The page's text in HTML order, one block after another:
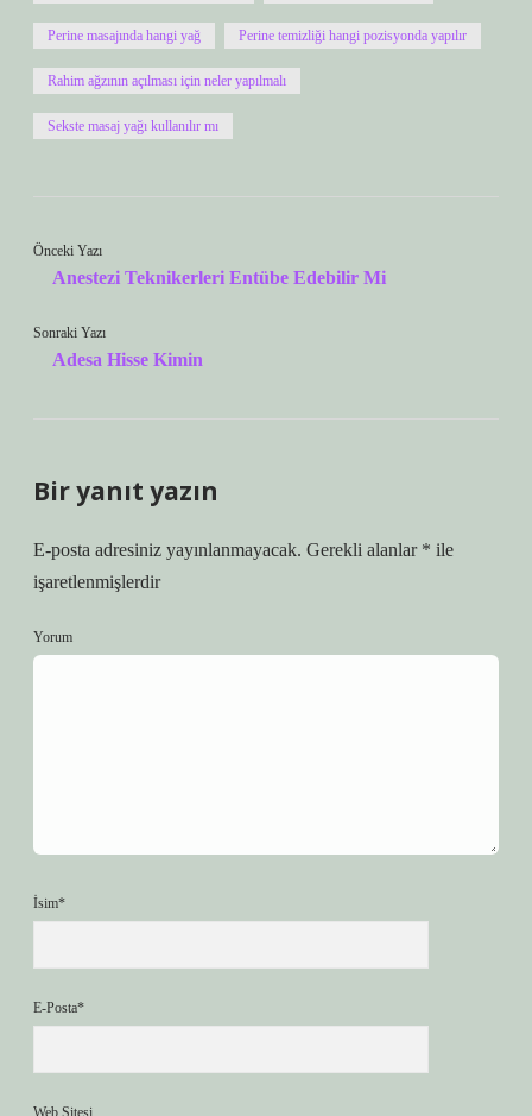
Perine masajında hangi yağ Perine temizliği hangi pozisyonda yapılır
Rahim ağzının açılması için neler yapılmalı
Sekste masaj yağı kullanılır mı
Önceki Yazı
Anestezi Teknikerleri Entübe Edebilir Mi
Sonraki Yazı
Adesa Hisse Kimin
Bir yanıt yazın
E-posta adresiniz yayınlanmayacak. Gerekli alanlar * ile
işaretlenmişlerdir
Yorum
İsim*
E-Posta*
Web Sitesi